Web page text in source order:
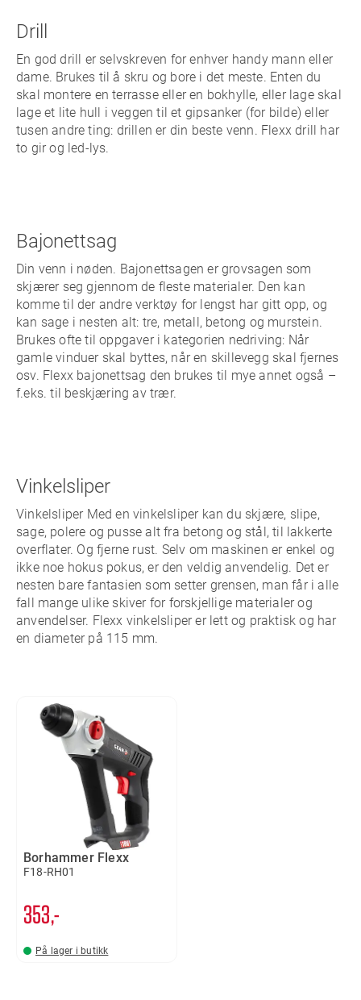
Drill
En god drill er selvskreven for enhver handy mann eller
dame. Brukes til å skru og bore i det meste. Enten du
skal montere en terrasse eller en bokhylle, eller lage skal
lage et lite hull i veggen til et gipsanker (for bilde) eller
tusen andre ting: drillen er din beste venn. Flexx drill har
to gir og led-lys.
Bajonettsag
Din venn i nøden. Bajonettsagen er grovsagen som
skjærer seg gjennom de fleste materialer. Den kan
komme til der andre verktøy for lengst har gitt opp, og
kan sage i nesten alt: tre, metall, betong og murstein.
Brukes ofte til oppgaver i kategorien nedriving: Når
gamle vinduer skal byttes, når en skillevegg skal fjernes
osv. Flexx bajonettsag den brukes til mye annet også –
f.eks. til beskjæring av trær.
Vinkelsliper
Vinkelsliper Med en vinkelsliper kan du skjære, slipe,
sage, polere og pusse alt fra betong og stål, til lakkerte
overflater. Og fjerne rust. Selv om maskinen er enkel og
ikke noe hokus pokus, er den veldig anvendelig. Det er
nesten bare fantasien som setter grensen, man får i alle
fall mange ulike skiver for forskjellige materialer og
anvendelser. Flexx vinkelsliper er lett og praktisk og har
en diameter på 115 mm.
Borhammer Flexx
F18-RH01
353,-
På lager i butikk